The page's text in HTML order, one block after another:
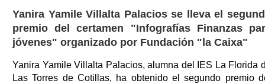
Yanira Yamile Villalta Palacios se lleva el
premio del certamen "Infografías Finanzas
jóvenes" organizado por Fundación "la Caixa"
Yanira Yamile Villalta Palacios, alumna del IES La Florida
Las Torres de Cotillas, ha obtenido el segundo premio